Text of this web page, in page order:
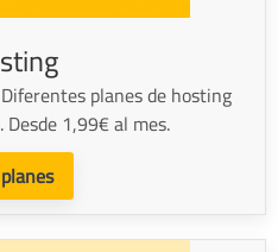
planes de hosting
1,99€ al mes.